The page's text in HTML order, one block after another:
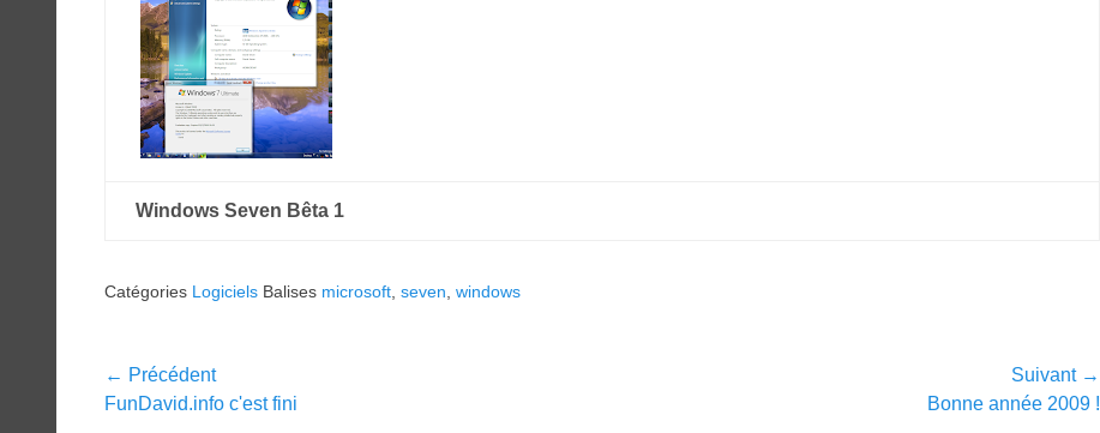
Windows Seven Bêta 1
Catégories Logiciels Balises microsoft seven windows
Navigation
← Précédent
Article
FunDavid.info c'est fini
Suivant →
Bonne année 2009 !